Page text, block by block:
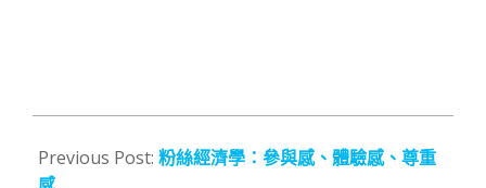
08-
03
Previous Post: 粉絲經濟學：參與感、體驗感、尊重